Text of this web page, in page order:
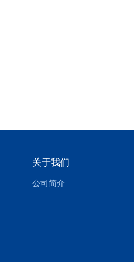
关于我们
公司简介